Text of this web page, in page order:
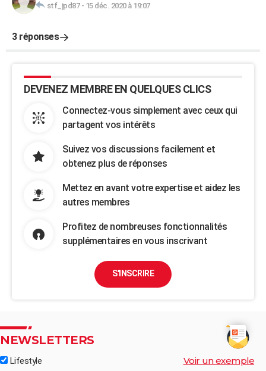
stf_jpd87- 15 déc. 2020 à 19:07
3 réponses
DEVENEZ MEMBRE EN QUELQUES CLICS
Connectez-vous simplement avec ceux qui
partagent vos intérêts
Suivez vos discussions facilement et
obtenez plus de réponses
Mettez en avant votre expertise et aidez les
autres membres
Profitez de nombreuses fonctionnalités
supplémentaires en vous inscrivant
S'INSCRIRE
NEWSLETTERS
Lifestyle Voir un exemple